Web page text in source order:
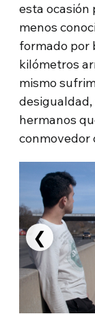
esta ocasión
menos
formado por
kilómetros
mismo
desigualdad,
hermanos
conmovedor
❮